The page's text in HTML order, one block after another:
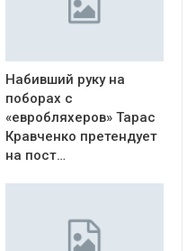
Набивший руку на
поборах с
«евробляхеров» Тарас
Кравченко претендует
на пост…